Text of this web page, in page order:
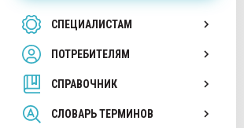
СПЕЦИАЛИСТАМ
ПОТРЕБИТЕЛЯМ
СПРАВОЧНИК
СЛОВАРЬ ТЕРМИНОВ